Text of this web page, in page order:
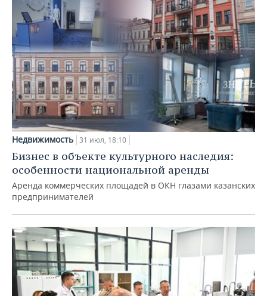
Недвижимость 31 июл, 18:10
Бизнес в объекте культурного наследия:
особенности национальной аренды
Аренда коммерческих площадей в ОКН глазами казанских
предпринимателей